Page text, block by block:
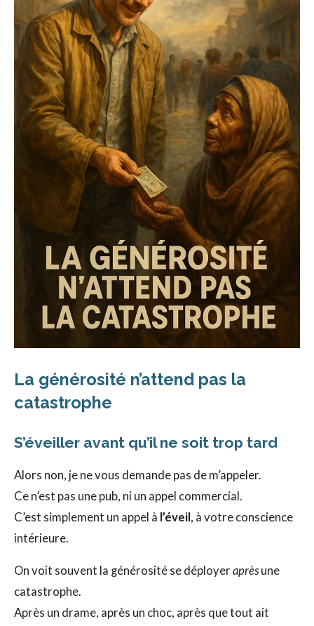
La générosité n’attend pas la
catastrophe
S’éveiller avant qu’il ne soit trop tard
Alors non, je ne vous demande pas de m’appeler.
Ce n’est pas une pub, ni un appel commercial.
C’est simplement un appel à l’éveil, à votre conscience
intérieure.
On voit souvent la générosité se déployer aprèsune
catastrophe.
Après un drame, après un choc, après que tout ait